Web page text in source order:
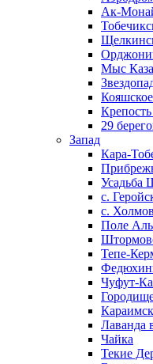
Ак-
Мыс
29
Запад
Кара-
Усадьба
с.
с.
Поле
Тепе-
Чуфут-
Лаванда
Чайка
Текие